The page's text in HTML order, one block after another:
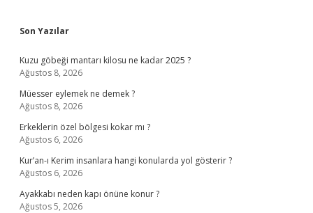
Sidebar
Son Yazılar
Kuzu göbeği mantarı kilosu ne kadar 2025 ?
Ağustos 8, 2026
Müesser eylemek ne demek ?
Ağustos 8, 2026
Erkeklerin özel bölgesi kokar mı ?
Ağustos 6, 2026
Kur’an-ı Kerim insanlara hangi konularda yol gösterir ?
Ağustos 6, 2026
Ayakkabı neden kapı önüne konur ?
Ağustos 5, 2026